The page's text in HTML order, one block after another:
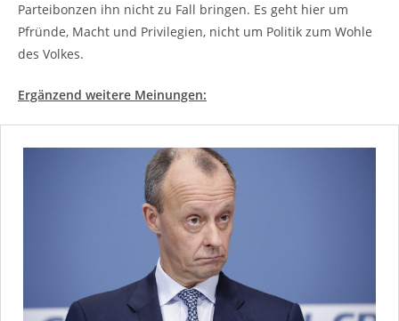
Parteibonzen ihn nicht zu Fall bringen. Es geht hier um
Pfründe, Macht und Privilegien, nicht um Politik zum Wohle
des Volkes.
Ergänzend weitere Meinungen: